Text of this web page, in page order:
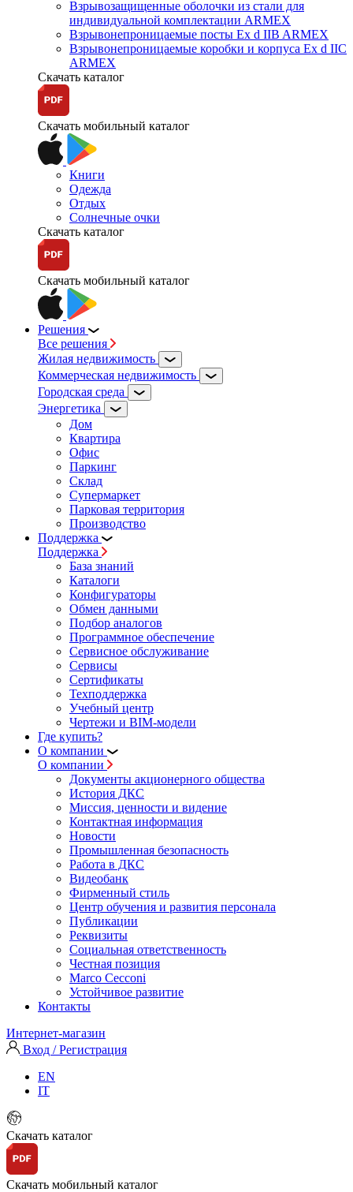
Взрывозащищенные оболочки из стали для
индивидуальной комплектации ARMEX
Взрывонепроницаемые посты Ex d IIB ARMEX
Взрывонепроницаемые коробки и корпуса Ex d IIС
ARMEX
Скачать каталог
Скачать мобильный каталог
Книги
Одежда
Отдых
Солнечные очки
Скачать каталог
Скачать мобильный каталог
Решения
Все решения
Жилая недвижимость
Коммерческая недвижимость
Городская среда
Энергетика
Дом
Квартира
Офис
Паркинг
Склад
Супермаркет
Парковая территория
Производство
Поддержка
Поддержка
База знаний
Каталоги
Конфигураторы
Обмен данными
Подбор аналогов
Программное обеспечение
Сервисное обслуживание
Сервисы
Сертификаты
Техподдержка
Учебный центр
Чертежи и BIM-модели
Где купить?
О компании
О компании
Документы акционерного общества
История ДКС
Миссия, ценности и видение
Контактная информация
Новости
Промышленная безопасность
Работа в ДКС
Видеобанк
Фирменный стиль
Центр обучения и развития персонала
Публикации
Реквизиты
Социальная ответственность
Честная позиция
Marco Cecconi
Устойчивое развитие
Контакты
Интернет-магазин
Вход / Регистрация
EN
IT
Скачать каталог
Скачать мобильный каталог